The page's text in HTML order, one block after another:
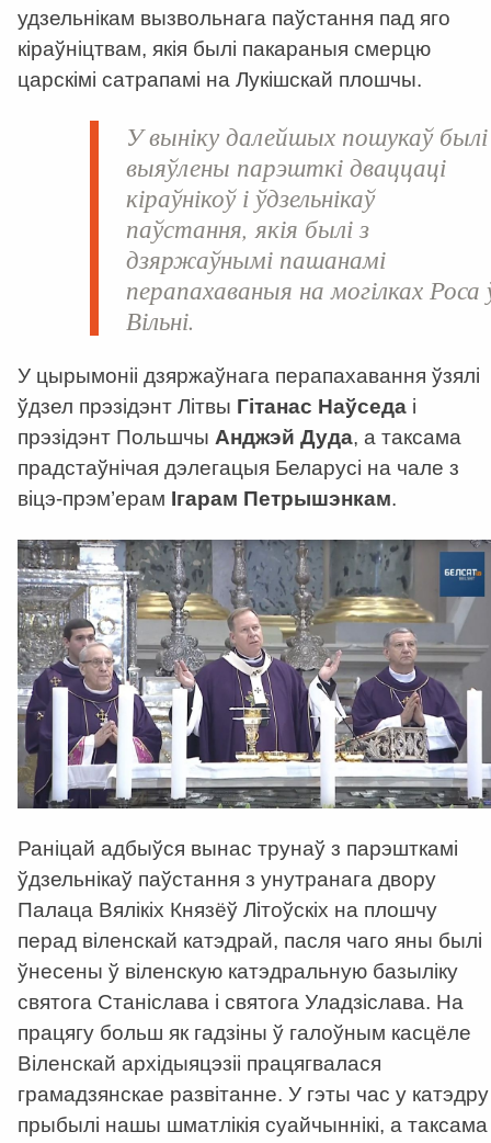
удзельнікам вызвольнага паўстання пад яго
кіраўніцтвам, якія былі пакараныя смерцю
царскімі сатрапамі на Лукішскай плошчы.
У выніку далейшых пошукаў былі
выяўлены парэшткі дваццаці
кіраўнікоў і ўдзельнікаў
паўстання, якія былі з
дзяржаўнымі пашанамі
перапахаваныя на могілках Роса
Вільні.
У цырымоніі дзяржаўнага перапахавання ўзялі
ўдзел прэзідэнт Літвы Гітанас Наўседа і
прэзідэнт Польшчы Анджэй Дуда, а таксама
прадстаўнічая дэлегацыя Беларусі на чале з
віцэ-прэм’ерам Ігарам Петрышэнкам.
Раніцай адбыўся вынас трунаў з парэшткамі
ўдзельнікаў паўстання з унутранага двору
Палаца Вялікіх Князёў Літоўскіх на плошчу
перад віленскай катэдрай, пасля чаго яны былі
ўнесены ў віленскую катэдральную базыліку
святога Станіслава і святога Уладзіслава. На
працягу больш як гадзіны ў галоўным касцёле
Віленскай архідыяцэзіі працягвалася
грамадзянскае развітанне. У гэты час у катэдру
прыбылі нашы шматлікія суайчыннікі, а таксама